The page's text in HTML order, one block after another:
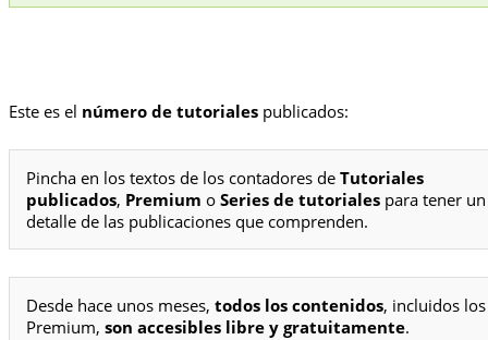
Este es el número de tutoriales publicados:
Pincha en los textos de los contadores de Tutoriales
publicados, Premium o Series de tutoriales para tener un
detalle de las publicaciones que comprenden.
Desde hace unos meses, todos los contenidos, incluidos los
Premium, son accesibles libre y gratuitamente.